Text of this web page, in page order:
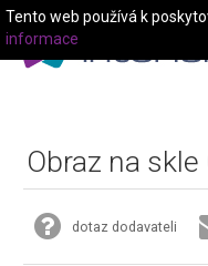
Obraz na
dotaz dodavateli
Tento web používá k
informace